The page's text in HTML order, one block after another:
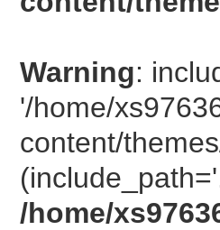
Warning:
'/home/
content/
/home/